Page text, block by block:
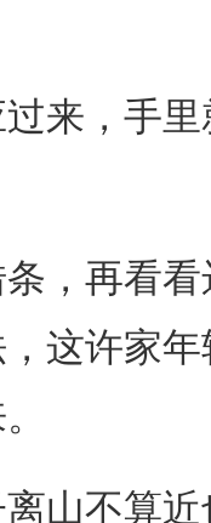
，手里
再看看
这许家
不算近